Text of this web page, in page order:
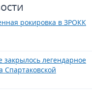
рокировка в ЗРОКК
закрылось легендарное
Спартаковской